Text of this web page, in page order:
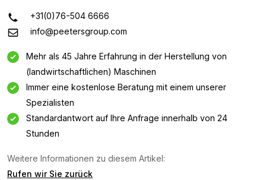
+31(0)76-504 6666
info@peetersgroup.com
Mehr als 45 Jahre Erfahrung in der Herstellung von
(landwirtschaftlichen) Maschinen
Immer eine kostenlose Beratung mit einem unserer
Spezialisten
Standardantwort auf Ihre Anfrage innerhalb von 24
Stunden
Weitere Informationen zu diesem Artikel:
Rufen wir Sie zurück